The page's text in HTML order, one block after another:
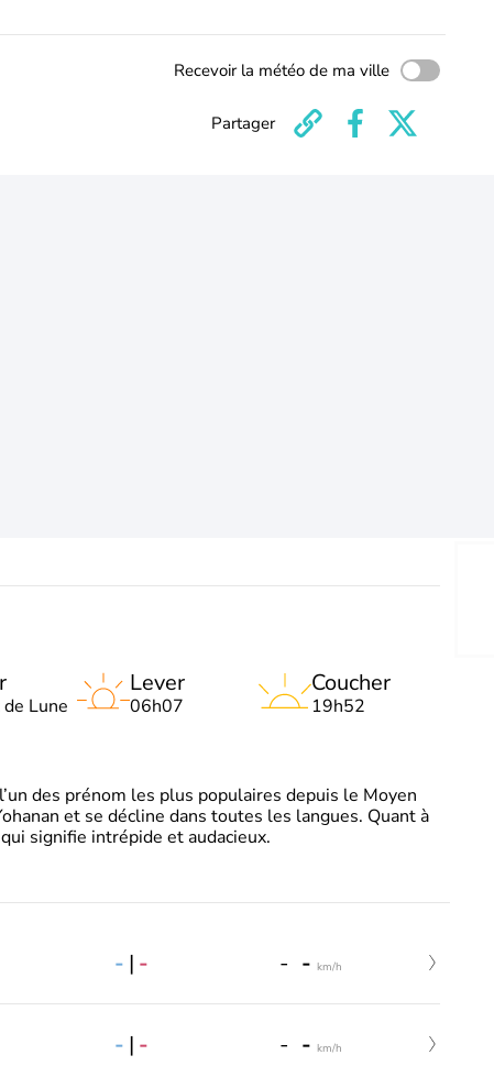
Recevoir la météo de ma ville
Partager
Lune
Lever
06h07
Coucher
19h52
des prénom les plus populaires depuis le Moyen
et se décline dans toutes les langues. Quant à
signifie intrépide et audacieux.
- | - - - km/h
- | - - - km/h